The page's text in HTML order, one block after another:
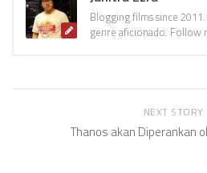
Blogging films since
genre aficionado.
NEXT STORY
Thanos akan Diperankan